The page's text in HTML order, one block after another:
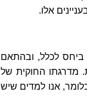
אלו.
ביחס לכלל, ובהתאם
מדרגתו החוקית של
אנו למדים שיש